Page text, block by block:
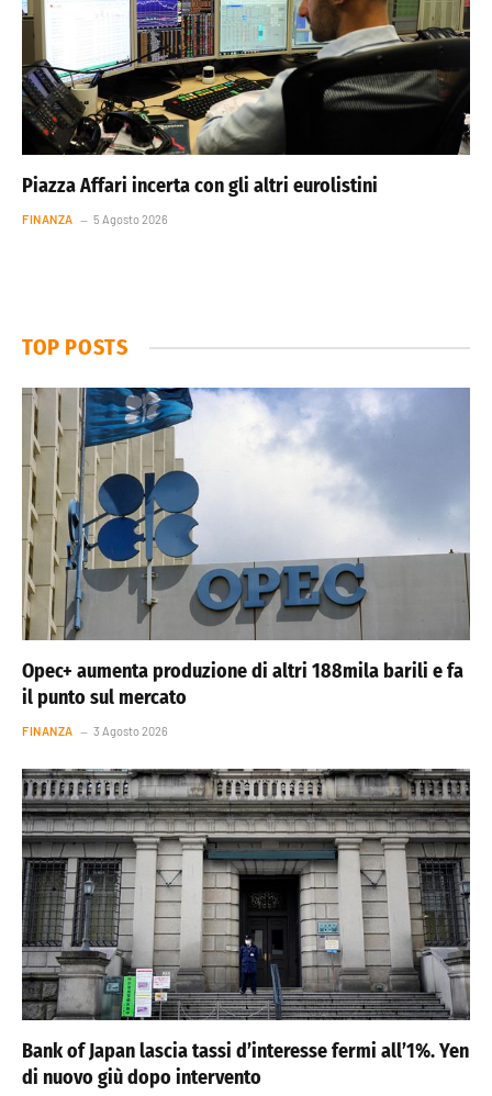
Piazza Affari incerta con gli altri eurolistini
FINANZA 5 Agosto 2026
TOP POSTS
Opec+ aumenta produzione di altri 188mila barili e fa
il punto sul mercato
FINANZA 3 Agosto 2026
Bank of Japan lascia tassi d’interesse fermi all’1%. Yen
di nuovo giù dopo intervento